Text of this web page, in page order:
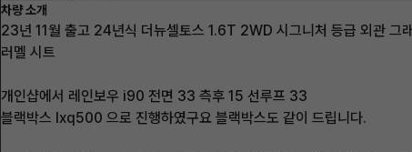
차량 소개
23년 11월 출고 24년식 더뉴셀토스 1.6T 2WD 시그니처 등급 외관 그
러멜 시트
개인샵에서 레인보우 i90 전면 33 측후 15 선루프 33
블랙박스 lxq500 으로 진행하였구요 블랙박스도 같이 드립니다.